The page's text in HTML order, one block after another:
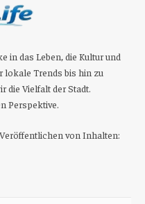
in das Leben, die Kultur und
lokale Trends bis hin zu
die Vielfalt der Stadt.
Perspektive.
von Inhalten: